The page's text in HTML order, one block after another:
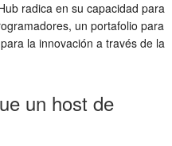
radica en su capacidad para
un portafolio para
la innovación a través de la
un host de